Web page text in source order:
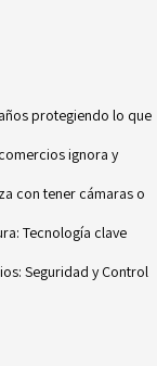
protegiendo lo que
ignora y
con tener cámaras o
Tecnología clave
Seguridad y Control